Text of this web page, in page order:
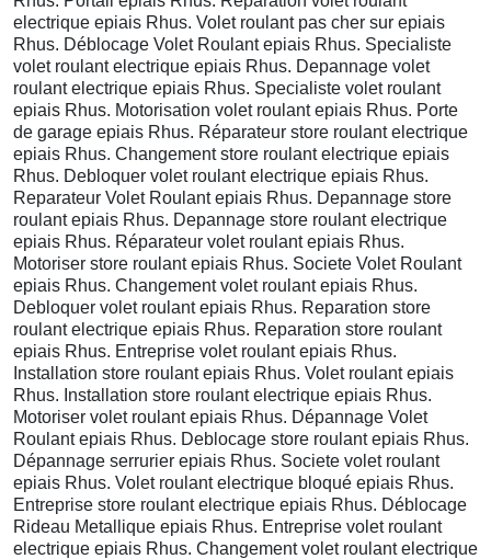
electrique epiais Rhus. Volet roulant pas cher sur epiais
Rhus. Déblocage Volet Roulant epiais Rhus. Specialiste
volet roulant electrique epiais Rhus. Depannage volet
roulant electrique epiais Rhus. Specialiste volet roulant
epiais Rhus. Motorisation volet roulant epiais Rhus. Porte
de garage epiais Rhus. Réparateur store roulant electrique
epiais Rhus. Changement store roulant electrique epiais
Rhus. Debloquer volet roulant electrique epiais Rhus.
Reparateur Volet Roulant epiais Rhus. Depannage store
roulant epiais Rhus. Depannage store roulant electrique
epiais Rhus. Réparateur volet roulant epiais Rhus.
Motoriser store roulant epiais Rhus. Societe Volet Roulant
epiais Rhus. Changement volet roulant epiais Rhus.
Debloquer volet roulant epiais Rhus. Reparation store
roulant electrique epiais Rhus. Reparation store roulant
epiais Rhus. Entreprise volet roulant epiais Rhus.
Installation store roulant epiais Rhus. Volet roulant epiais
Rhus. Installation store roulant electrique epiais Rhus.
Motoriser volet roulant epiais Rhus. Dépannage Volet
Roulant epiais Rhus. Deblocage store roulant epiais Rhus.
Dépannage serrurier epiais Rhus. Societe volet roulant
epiais Rhus. Volet roulant electrique bloqué epiais Rhus.
Entreprise store roulant electrique epiais Rhus. Déblocage
Rideau Metallique epiais Rhus. Entreprise volet roulant
electrique epiais Rhus. Changement volet roulant electrique